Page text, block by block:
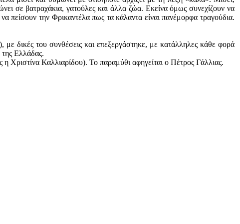
σε βατραχάκια, γατούλες και άλλα ζώα. Εκείνα όμως συνεχίζουν να
πείσουν την Φρικαντέλα πως τα κάλαντα είναι πανέμορφα τραγούδια.
δικές του συνθέσεις και επεξεργάστηκε, με κατάλληλες κάθε φορά
Ελλάδας.
Καλλιαρίδου). Το παραμύθι αφηγείται ο Πέτρος Γάλλιας.